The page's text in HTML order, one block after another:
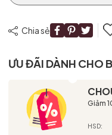
Chia sẻ
ƯU ĐÃI DÀNH CHO
Giảm
HSD: